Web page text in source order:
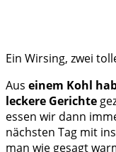
Ein Wirsing, zwei
Aus einem Kohl
leckere Gerichte
essen wir dann
nächsten Tag mit
man wie gesagt